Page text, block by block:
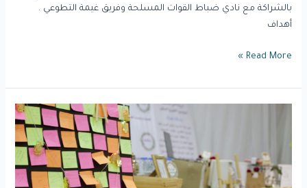
بالشراكة مع نادي ضباط القوات المسلحة وفريق غيمة التطوعي .
أهداف
Read More »
دولار
مساهمة